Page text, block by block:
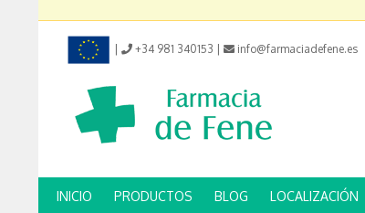
+34 981 340153 info@farmaciadefene.es
INICIO PRODUCTOS BLOG LOCALIZACIÓN